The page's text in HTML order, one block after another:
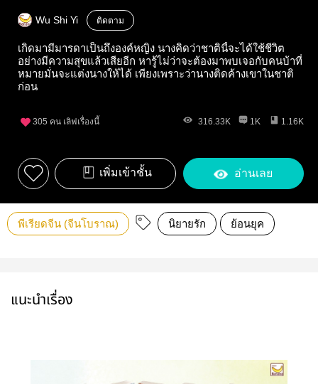
Wu Shi Yi ติดตาม
เกิดมามีมารดาเป็นถึงองค์หญิง นางคิดว่าชาตินี้จะได้ใช้ชีวิต
อย่างมีความสุขแล้วเสียอีก หารู้ไม่ว่าจะต้องมาพบเจอกับคนบ้าที่
หมายมั่นจะแต่งนางให้ได้ เพียงเพราะว่านางติดค้างเขาในชาติ
ก่อน
305 คน เลิฟเรื่องนี้ 316.33K 1K 1.16K
เพิ่มเข้าชั้น อ่านเลย
พีเรียดจีน (จีนโบราณ) นิยายรัก ย้อนยุค
แนะนำเรื่อง